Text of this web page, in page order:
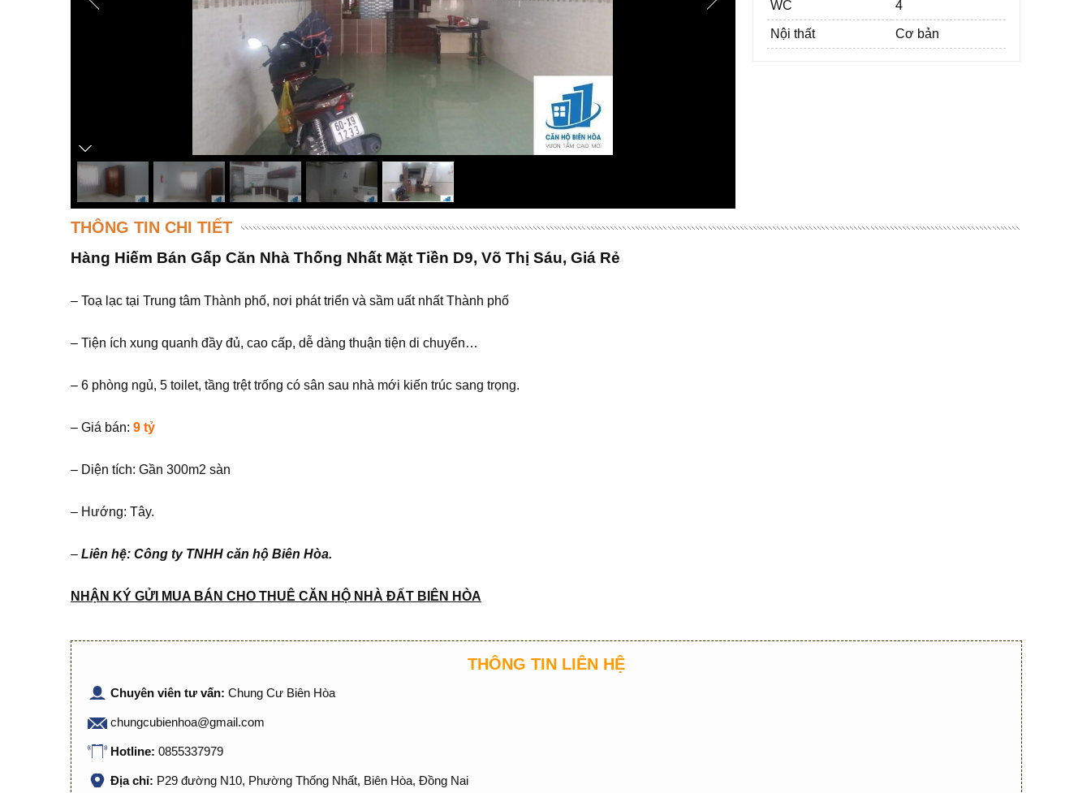
WC 4
Nội thất Cơ bản
THÔNG TIN CHI TIẾT
Hàng Hiếm Bán Gấp Căn Nhà Thống Nhất Mặt Tiền D9, Võ Thị Sáu, Giá Rẻ
– Toạ lạc tại Trung tâm Thành phố, nơi phát triển và sầm uất nhất Thành phố
– Tiện ích xung quanh đầy đủ, cao cấp, dễ dàng thuận tiện di chuyển…
– 6 phòng ngủ, 5 toilet, tầng trệt trống có sân sau nhà mới kiến trúc sang trọng.
– Giá bán: 9 tỷ
– Diện tích: Gần 300m2 sàn
– Hướng: Tây.
– Liên hệ: Công ty TNHH căn hộ Biên Hòa.
NHẬN KÝ GỬI MUA BÁN CHO THUÊ CĂN HỘ NHÀ ĐẤT BIÊN HÒA
THÔNG TIN LIÊN HỆ
Chuyên viên tư vấn: Chung Cư Biên Hòa
chungcubienhoa@gmail.com
Hotline: 0855337979
Địa chỉ: P29 đường N10, Phường Thống Nhất, Biên Hòa, Đồng Nai